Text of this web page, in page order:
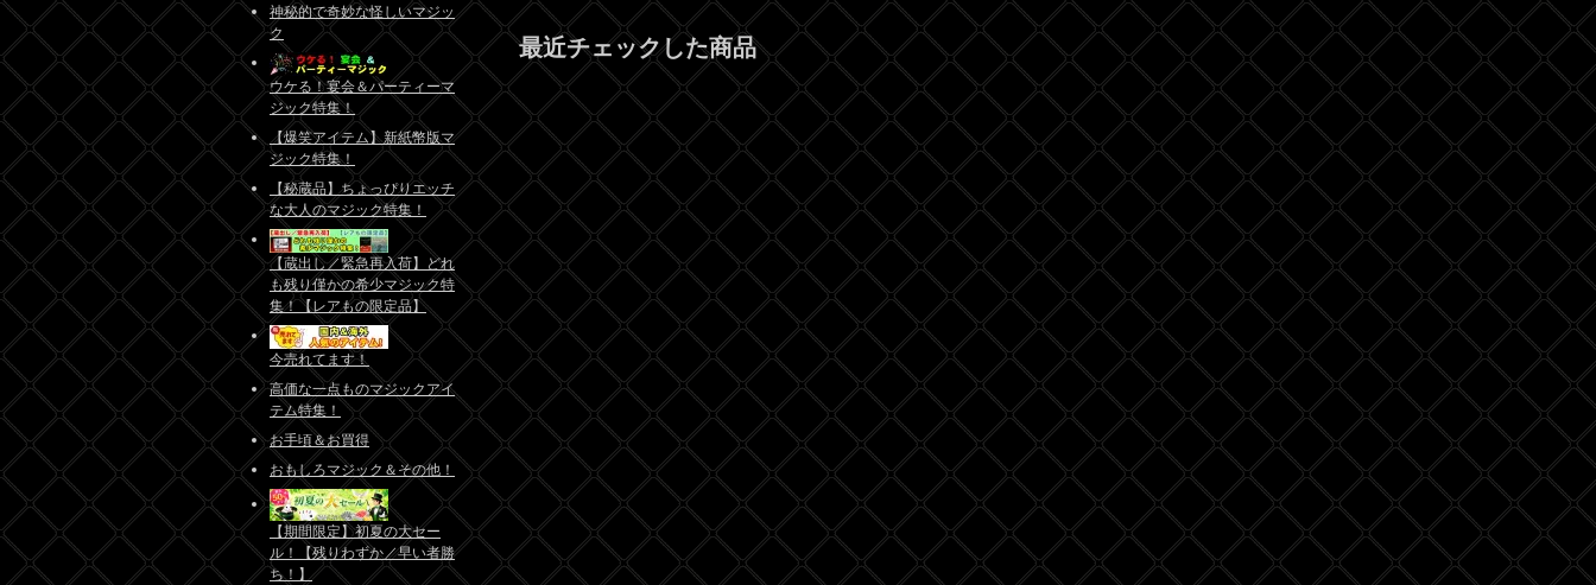
最近チェックした商品
神秘的で奇妙な怪しいマジッ
ク
ウケる！宴会＆パーティーマ
ジック特集！
【爆笑アイテム】新紙幣版マ
ジック特集！
【秘蔵品】ちょっぴりエッチ
な大人のマジック特集！
【蔵出し／緊急再入荷】どれ
も残り僅かの希少マジック特
集！【レアもの限定品】
今売れてます！
高価な一点ものマジックアイ
テム特集！
お手頃＆お買得
おもしろマジック＆その他！
【期間限定】初夏の大セー
ル！【残りわずか／早い者勝
ち！】